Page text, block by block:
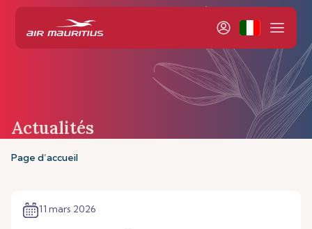
Actualités
Page d’accueil
11 mars 2026